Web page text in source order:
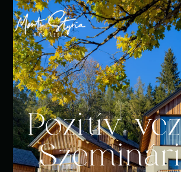
Pozitív